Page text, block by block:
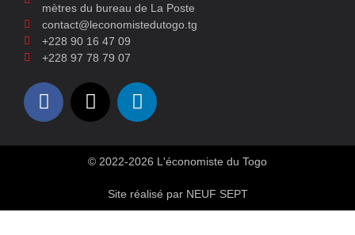
mètres du bureau de La Poste
contact@leconomistedutogo.tg
+228 90 16 47 09
+228 97 78 79 07
© 2022-2026 L'économiste du Togo
Site réalisé par NEUF SEPT